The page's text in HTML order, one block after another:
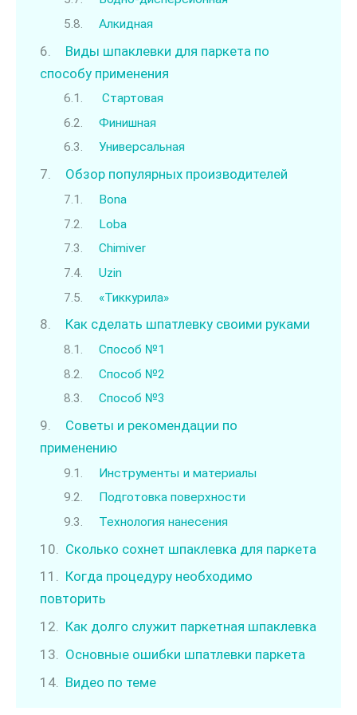
Алкидная
Виды шпаклевки для паркета по
способу применения
Стартовая
Финишная
Универсальная
Обзор популярных производителей
Bona
Loba
Chimiver
Uzin
«Тиккурила»
Как сделать шпатлевку своими руками
Способ №1
Способ №2
Способ №3
Советы и рекомендации по
применению
Инструменты и материалы
Подготовка поверхности
Технология нанесения
Сколько сохнет шпаклевка для паркета
Когда процедуру необходимо
повторить
Как долго служит паркетная шпаклевка
Основные ошибки шпатлевки паркета
Видео по теме